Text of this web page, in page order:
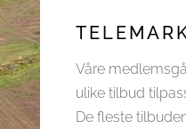
Våre
ulike tilbud
De fleste